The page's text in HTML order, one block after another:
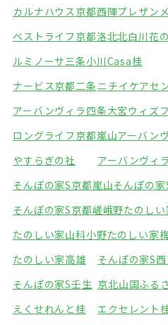
カルナハウス京都西陣プレザン
ベストライフ京都洛北北白川花
ルミノーサ三条小川Casa桂
ナービス京都二条 ニチイケアセ
アーバンヴィラ四条大宮 ウィズ
ロングライフ京都嵐山アーバン
やすらぎの社
アーバンヴィ
そんぽの家S京都嵐山そんぽの
そんぽの家S京都嵯峨野たのし
たのしい家山科小野たのしい家
たのしい家高雄
そんぽの家S
そんぽの家S壬生 京北山国ふる
えくせれんと桂
エクセレント